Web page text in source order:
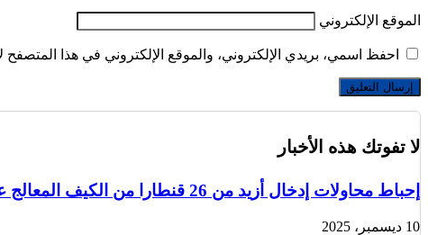
الموقع الإلكتروني
احفظ اسمي، بريدي الإلكتروني، والموقع الإلكتروني في هذا المتصفح
لا تفوتك هذه الأخبار
إحباط محاولات إدخال أزيد من 26 قنطارا من الكيف المعالج عبر الحدود مع المغرب خلال أسبوع
10 ديسمبر، 2025